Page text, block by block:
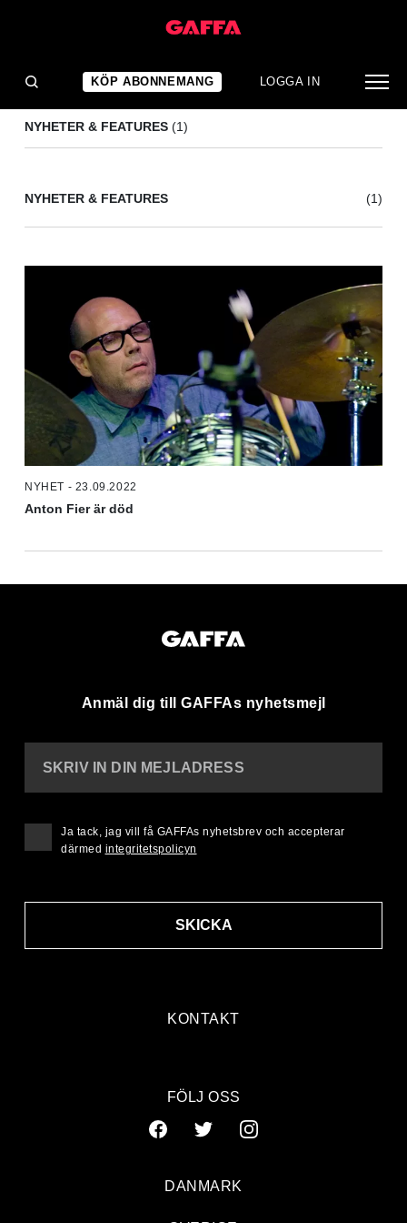
KÖP ABONNEMANG LOGGA IN
NYHETER & FEATURES (1)
NYHETER & FEATURES (1)
NYHET - 23.09.2022
Anton Fier är död
Anmäl dig till GAFFAs nyhetsmejl
KONTAKT
SKRIV IN DIN MEJLADRESS
SKICKA
Ja tack, jag vill få GAFFAs nyhetsbrev och accepterar
därmed integritetspolicyn
FÖLJ OSS
DANMARK